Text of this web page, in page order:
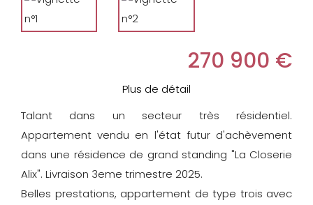
270 900 €
Plus de détail
Talant dans un secteur très résidentiel.
Appartement vendu en l'état futur d'achèvement
dans une résidence de grand standing "La Closerie
Alix". Livraison 3eme trimestre 2025.
Belles prestations, appartement de type trois avec